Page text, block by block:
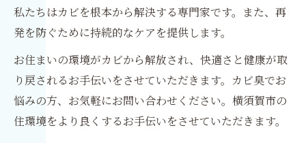
私たちはカビを根本から解決する専門家です。また、再
発を防ぐために持続的なケアを提供します。
お住まいの環境がカビから解放され、快適さと健康が取
り戻されるお手伝いをさせていただきます。カビ臭でお
悩みの方、お気軽にお問い合わせください。横須賀市の
住環境をより良くするお手伝いをさせていただきます。